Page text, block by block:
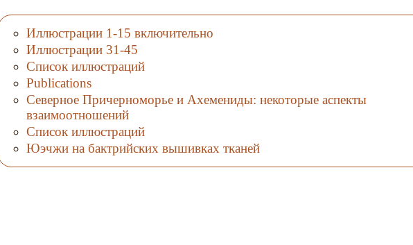
слева – фото С.А.
Яценко);3 – мужчины из
Тохаристана (?) из Лоулань
III, Синьцзян (по Qi
Xiaoshan, Wang Bo); 4 –
согдиец, Пенджикент,
объект 6/1(по А.М.
Беленицкому, Б.Б.
Пиотровскому); 5 –
согдиец, Пенджикент,
объект 6/1 (поМ.М.
священнослужитель,Пенджикент,
Дьяконову); 4 – донаторы,
Ю.А. Рапопорту); 6 –донаторы,
монастырь Фаязтепа, Бактрия (по
Западный
Иллюстрации 1-15 включительно
Иллюстрации 31-45
Список иллюстраций
Publications
Северное Причерноморье и Ахемениды: некоторые аспекты
взаимоотношений
Список иллюстраций
Юэчжи на бактрийских вышивках тканей